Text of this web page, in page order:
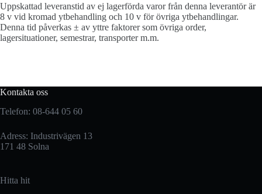
Uppskattad leveranstid av ej lagerförda varor från denna leverantör är
8 v vid kromad ytbehandling och 10 v för övriga ytbehandlingar.
Denna tid påverkas ± av yttre faktorer som övriga order,
lagersituationer, semestrar, transporter m.m.
Kontakta oss
Telefon: 08-644 05 60
Adress: Industrivägen 13
171 48 Solna
Hitta hit